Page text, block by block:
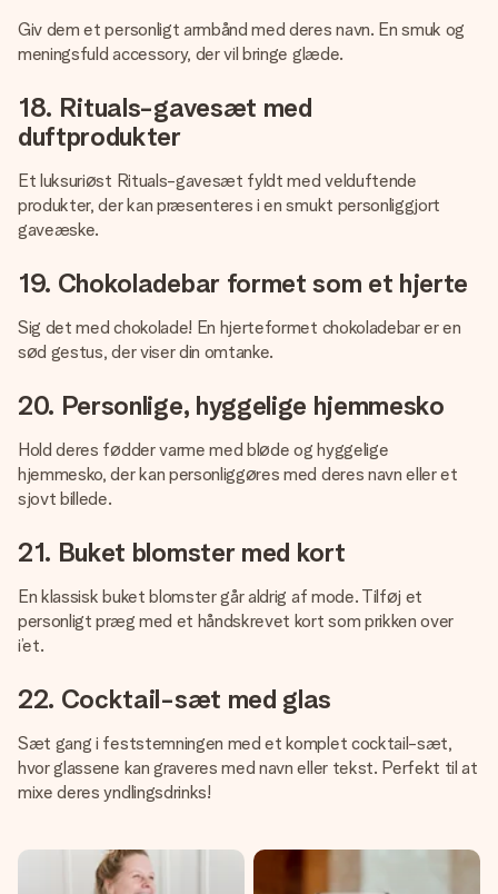
Giv dem et personligt armbånd med deres navn. En smuk og
meningsfuld accessory, der vil bringe glæde.
18. Rituals-gavesæt med
duftprodukter
Et luksuriøst Rituals-gavesæt fyldt med velduftende
produkter, der kan præsenteres i en smukt personliggjort
gaveæske.
19. Chokoladebar formet som et hjerte
Sig det med chokolade! En hjerteformet chokoladebar er en
sød gestus, der viser din omtanke.
20. Personlige, hyggelige hjemmesko
Hold deres fødder varme med bløde og hyggelige
hjemmesko, der kan personliggøres med deres navn eller et
sjovt billede.
21. Buket blomster med kort
En klassisk buket blomster går aldrig af mode. Tilføj et
personligt præg med et håndskrevet kort som prikken over
i’et.
22. Cocktail-sæt med glas
Sæt gang i feststemningen med et komplet cocktail-sæt,
hvor glassene kan graveres med navn eller tekst. Perfekt til at
mixe deres yndlingsdrinks!